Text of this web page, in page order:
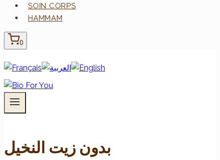
SOIN CORPS
HAMMAM
0
بدون زيت النخيل